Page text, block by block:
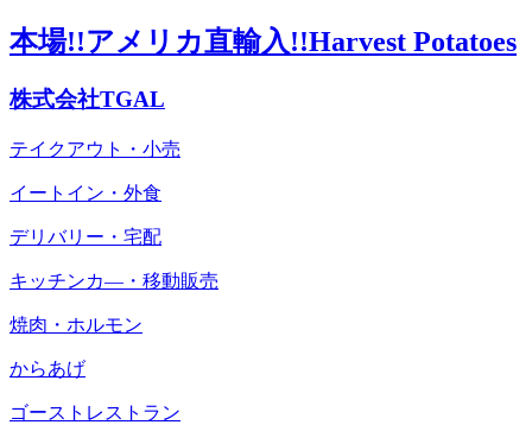
本場!!アメリカ直輸入!!Harvest Potatoes
株式会社TGAL
テイクアウト・小売
イートイン・外食
デリバリー・宅配
キッチンカ―・移動販売
焼肉・ホルモン
からあげ
ゴーストレストラン